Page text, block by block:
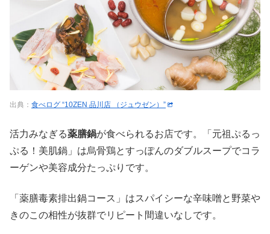
出典： 食べログ “10ZEN 品川店 （ジュウゼン）”
活力みなぎる薬膳鍋が食べられるお店です。「元祖ぷるっ
ぷる！美肌鍋」は烏骨鶏とすっぽんのダブルスープでコラ
ーゲンや美容成分たっぷりです。
「薬膳毒素排出鍋コース」はスパイシーな辛味噌と野菜や
きのこの相性が抜群でリピート間違いなしです。